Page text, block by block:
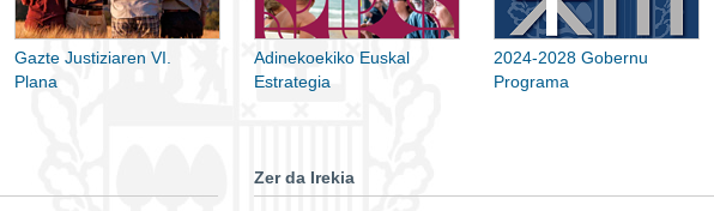
Gazte Justiziaren VI.
Plana
Adinekoekiko Euskal
Estrategia
2024-2028 Gobernu
Programa
Zer da Irekia